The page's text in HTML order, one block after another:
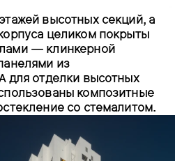
высотных секций, а
целиком покрыты
— клинкерной
из
для отделки высотных
композитные
со стемалитом.